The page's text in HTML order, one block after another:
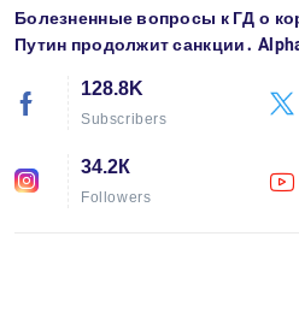
Болезненные вопросы к ГД о
Путин продолжит санкции․
128.8K
Subscribers
34.2К
Followers